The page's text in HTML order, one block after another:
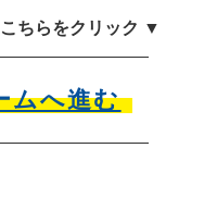
ちらをクリック ▼
ムへ進む